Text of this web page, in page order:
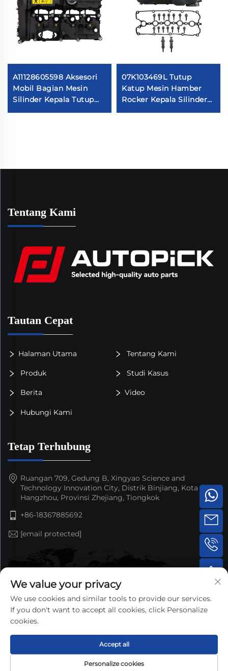
A11128605598 Aksesori
Mobil Bagian Mesin
Silinder Kepala Tutup
Katup 11128605598
07K103469L Tutup
Katup Mesin Hamber
Rocker Kepala Silinder
Ruang Rocker Cocok
Tentang Kami
Tautan Cepat
Halaman Utama Tentang Kami
Produk Studi Kasus
Berita Video
Hubungi Kami
Tetap Terhubung
Ruangan 709, Gedung B, Xingyao Science and
Technology Innovation City, Distrik Binjiang, Kota
Hangzhou, Provinsi Zhejiang, Tiongkok
+86-18367885692
[email protected]
Hak Cipta © 2025 oleh Hangzhou Nansen Auto Parts
Co.,Ltd. —Kebijakan Privasi
We value your privacy
We use cookies and similar tools to provide our services.
If you don't want to accept all cookies, click Personalize
cookies.
Personalize cookies
Accept all